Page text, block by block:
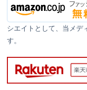
シエイトとして、当メデ
す。